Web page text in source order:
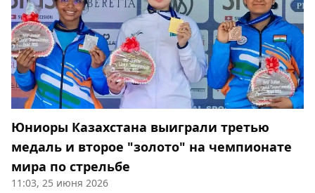
Юниоры Казахстана выиграли третью
медаль и второе "золото" на чемпионате
мира по стрельбе
11:03, 25 июня 2026